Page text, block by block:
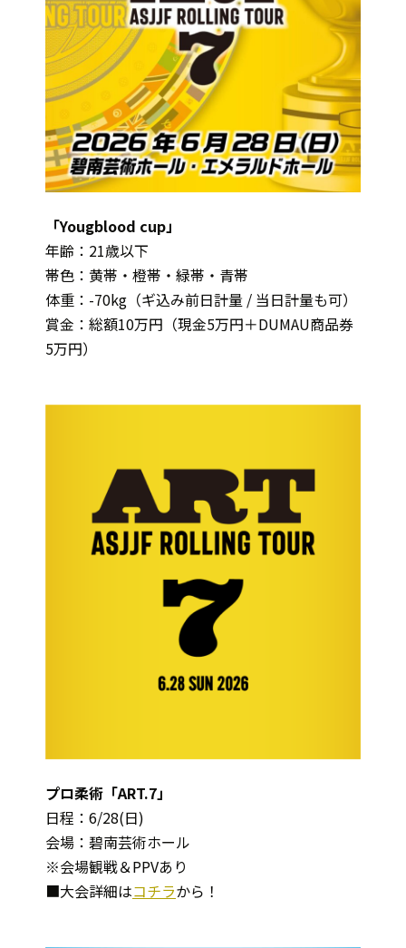
「Yougblood cup」
年齢：21歳以下
帯色：黄帯・橙帯・緑帯・青帯
体重：-70kg（ギ込み前日計量 / 当日計量も可）
賞金：総額10万円（現金5万円＋DUMAU商品券
5万円）
プロ柔術「ART.7」
日程：6/28(日)
会場：碧南芸術ホール
※会場観戦＆PPVあり
■大会詳細はコチラから！